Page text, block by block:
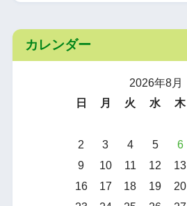
カレンダー
2026年8月
日
月 火 水 木
2
3 4 5 6
9
10 11 12 13
16
17 18 19 20